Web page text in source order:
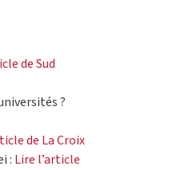
de Sud
?
de La Croix
: Lire l’article